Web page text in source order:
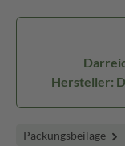
Hersteller:
Packungsbeilage